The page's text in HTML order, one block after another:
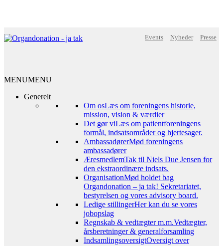
Events Nyheder Presse
MENUMENU
Generelt
Om osLæs om foreningens historie,
mission, vision & værdier
Det gør viLæs om patientforeningens
formål, indsatsområder og hjertesager.
AmbassadørerMød foreningens
ambassadører
ÆresmedlemTak til Niels Due Jensen for
den ekstraordinære indsats.
OrganisationMød holdet bag
Organdonation – ja tak! Sekretariatet,
bestyrelsen og vores advisory board.
Ledige stillingerHer kan du se vores
jobopslag
Regnskab & vedtægter m.m.Vedtægter,
årsberetninger & generalforsamling
IndsamlingsoversigtOversigt over